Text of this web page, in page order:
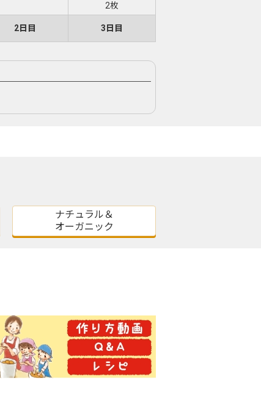
2枚
2日目 3日目
ナチュラル＆
オーガニック